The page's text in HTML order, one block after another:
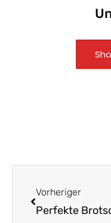
Vorheriger